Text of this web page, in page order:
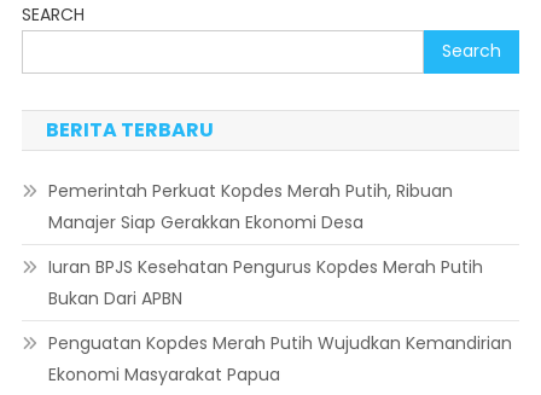
SEARCH
Search
BERITA TERBARU
Pemerintah Perkuat Kopdes Merah Putih, Ribuan
Manajer Siap Gerakkan Ekonomi Desa
Iuran BPJS Kesehatan Pengurus Kopdes Merah Putih
Bukan Dari APBN
Penguatan Kopdes Merah Putih Wujudkan Kemandirian
Ekonomi Masyarakat Papua